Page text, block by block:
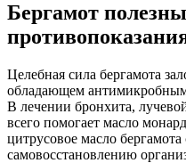
Бергамот
Целебная сила бергамота
обладающем
В лечении бронхита,
всего помогает масло
цитрусовое масло бергамота
самовосстановлению